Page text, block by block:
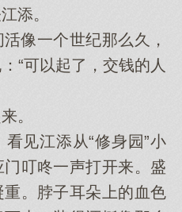
添。
一个世纪那么久，
“可以起了，交钱的人
。
见江添从“修身园”小
叮咚一声打开来。盛
。脖子耳朵上的血色